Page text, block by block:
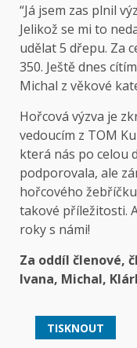
“Já jsem zas plnil
Jelikož se mi to
udělat 5 dřepu. Za
350. Ještě dnes
Michal z věkové
Hořcová výzva je
vedoucím z TOM
která nás po celou
podporovala, ale
hořcového
takové příležitosti.
roky s námi!
Za oddíl členové,
Ivana, Michal,
TISKNOUT